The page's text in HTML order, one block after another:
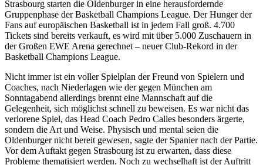
Strasbourg starten die Oldenburger in eine herausfordernde
Gruppenphase der Basketball Champions League. Der Hunger der
Fans auf europäischen Basketball ist in jedem Fall groß. 4.700
Tickets sind bereits verkauft, es wird mit über 5.000 Zuschauern in
der Großen EWE Arena gerechnet – neuer Club-Rekord in der
Basketball Champions League.
Nicht immer ist ein voller Spielplan der Freund von Spielern und
Coaches, nach Niederlagen wie der gegen München am
Sonntagabend allerdings brennt eine Mannschaft auf die
Gelegenheit, sich möglichst schnell zu beweisen. Es war nicht das
verlorene Spiel, das Head Coach Pedro Calles besonders ärgerte,
sondern die Art und Weise. Physisch und mental seien die
Oldenburger nicht bereit gewesen, sagte der Spanier nach der Partie.
Vor dem Auftakt gegen Strasbourg ist zu erwarten, dass diese
Probleme thematisiert werden. Noch zu wechselhaft ist der Auftritt